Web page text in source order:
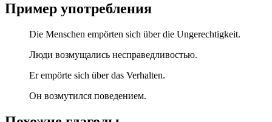
Пример употребления
Die Menschen empörten sich über die Ungerechtigkeit.
Люди возмущались несправедливостью.
Er empörte sich über das Verhalten.
Он возмутился поведением.